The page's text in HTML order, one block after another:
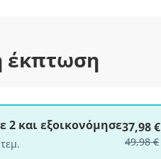
έκπτωση
2 και εξοικονόμησε37,98 €
49,98 €